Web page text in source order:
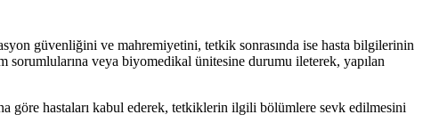
güvenliğini ve mahremiyetini, tetkik sonrasında ise hasta bilgilerinin
sorumlularına veya biyomedikal ünitesine durumu ileterek, yapılan
göre hastaları kabul ederek, tetkiklerin ilgili bölümlere sevk edilmesini